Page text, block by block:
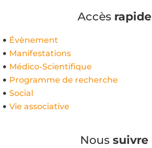
Accès rapide
Évènement
Manifestations
Médico-Scientifique
Programme de recherche
Social
Vie associative
Nous suivre